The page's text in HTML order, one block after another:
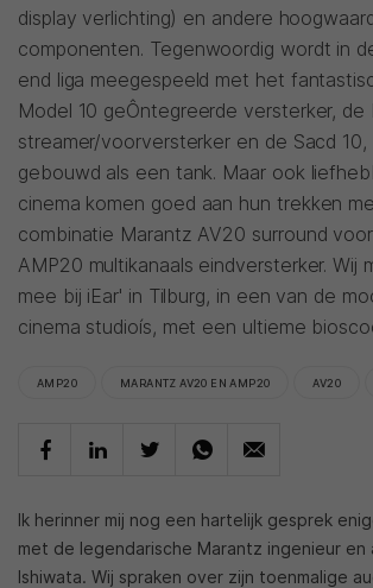
display verlichting) en andere
componenten. Tegenwoordig wordt in
end liga meegespeeld met het
Model 10 geÔntegreerde versterker, de
streamer/voorversterker en de Sacd 10,
gebouwd als een tank. Maar ook
cinema komen goed aan hun trekken
combinatie Marantz AV20 surround
AMP20 multikanaals eindversterker. Wij
mee bij iEar' in Tilburg, in een van de
cinema studioís, met een ultieme
AMP20 MARANTZ AV20 EN AMP20 AV20
Ik herinner mij nog een hartelijk gesprek
met de legendarische Marantz ingenieur en
Ishiwata. Wij spraken over zijn toenmalige